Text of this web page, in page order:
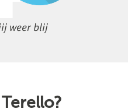
weer blij